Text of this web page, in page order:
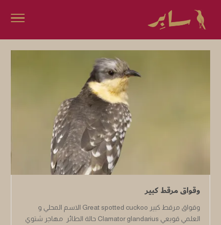
وقواق مرقط كبير
وقواق مرقط كبير Great spotted cuckoo الاسم المحلي و
العلمي قوبعي Clamator glandarius حالة الطائر مهاجر شتوي